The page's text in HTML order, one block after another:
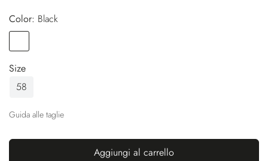
Color:
black
Size
58
Guida alle taglie
Aggiungi al carrello